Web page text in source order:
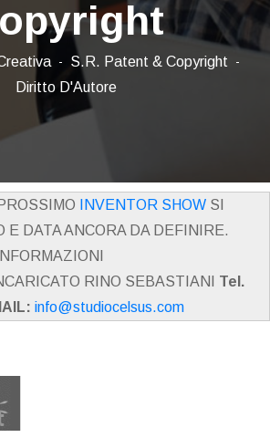
S.R. Patent & Copyright
Diritto D'Autore
INVENTOR SHOW SI
E DATA ANCORA DA DEFINIRE.
RINO SEBASTIANI Tel.
info@studiocelsus.com